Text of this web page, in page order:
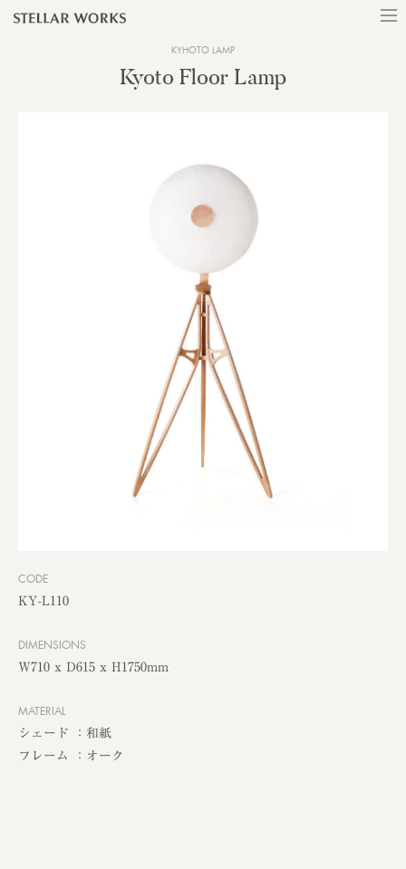
KYHOTO LAMP
Kyoto Floor Lamp
CODE
KY-L110
DIMENSIONS
W710 x D615 x H1750mm
MATERIAL
シェード ：和紙
フレーム ：オーク